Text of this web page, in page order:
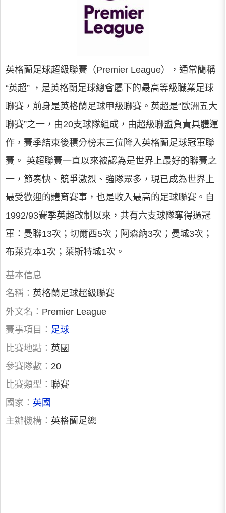
英格蘭足球超級聯賽（Premier League），通常簡稱
“英超” ，是英格蘭足球總會屬下的最高等級職業足球
聯賽，前身是英格蘭足球甲級聯賽。英超是“歐洲五大
聯賽”之一，由20支球隊組成，由超級聯盟負責具體運
作，賽季結束後積分榜末三位降入英格蘭足球冠軍聯
賽。 英超聯賽一直以來被認為是世界上最好的聯賽之
一，節奏快、競爭激烈、強隊眾多，現已成為世界上
最受歡迎的體育賽事，也是收入最高的足球聯賽。自
1992/93賽季英超改制以來，共有六支球隊奪得過冠
軍：曼聯13次；切爾西5次；阿森納3次；曼城3次；
布萊克本1次；萊斯特城1次。
基本信息
名稱： 英格蘭足球超級聯賽
外文名： Premier League
賽事項目： 足球
比賽地點： 英國
參賽隊數： 20
比賽類型： 聯賽
國家： 英國
主辦機構： 英格蘭足總